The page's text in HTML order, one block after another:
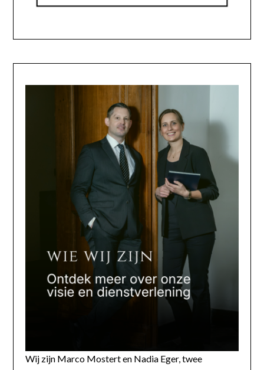
Wij zijn Marco Mostert en Nadia Eger, twee